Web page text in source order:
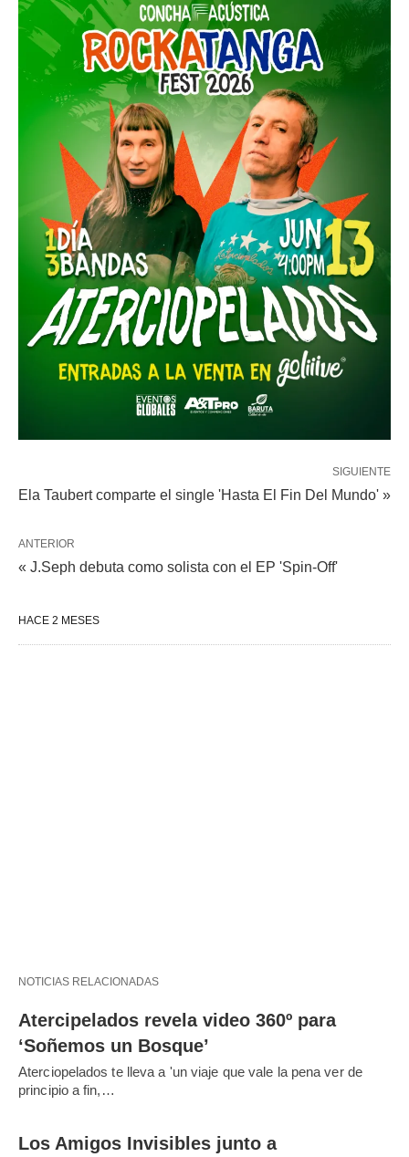
SIGUIENTE
Ela Taubert comparte el single 'Hasta El Fin Del Mundo' »
ANTERIOR
« J.Seph debuta como solista con el EP 'Spin-Off'
HACE 2 MESES
NOTICIAS RELACIONADAS
Atercipelados revela video 360º para
‘Soñemos un Bosque’
Aterciopelados te lleva a 'un viaje que vale la pena ver de
principio a fin,…
Los Amigos Invisibles junto a